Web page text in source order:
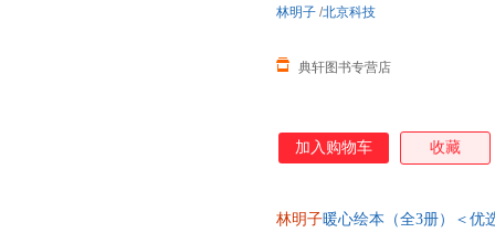
典轩图书专营店
林明子 /北京科技
加入购物车 收藏
林明子暖心绘本（全3册）＜优